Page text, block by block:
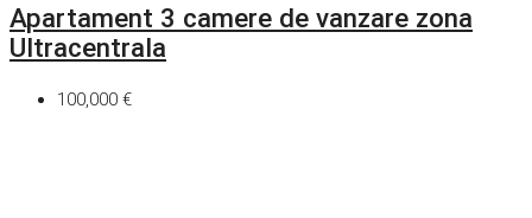
Apartament 3 camere de vanzare zona
Ultracentrala
100,000 €